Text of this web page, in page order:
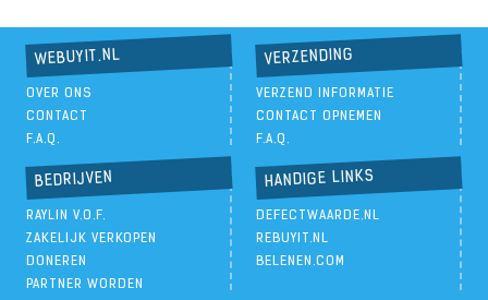
WEBUYIT.NL
OVER ONS
CONTACT
F.A.Q.
VERZENDING
VERZEND INFORMATIE
CONTACT OPNEMEN
F.A.Q.
BEDRIJVEN
RAYLIN V.O.F.
ZAKELIJK VERKOPEN
DONEREN
PARTNER WORDEN
HANDIGE LINKS
DEFECTWAARDE.NL
REBUYIT.NL
BELENEN.COM